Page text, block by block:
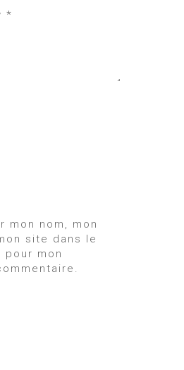
*
mon nom, mon
site dans le
pour mon